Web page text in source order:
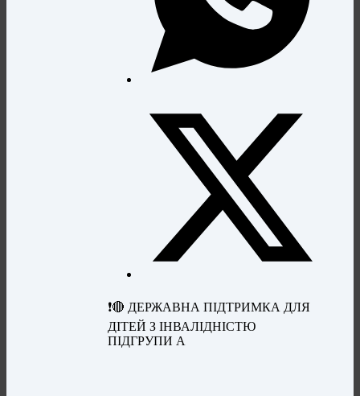
❗️🔴 ДЕРЖАВНА ПІДТРИМКА ДЛЯ
ДІТЕЙ З ІНВАЛІДНІСТЮ
ПІДГРУПИ А